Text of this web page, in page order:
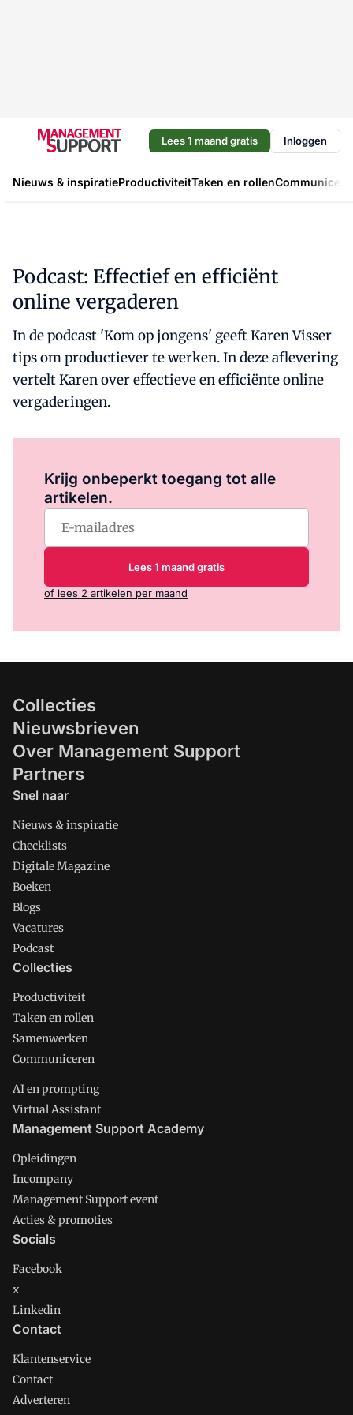
Lees 1 maand gratis Inloggen
Nieuws & inspiratieProductiviteitTaken en rollen
Podcast: Effectief en efficiënt
online vergaderen
In de podcast 'Kom op jongens' geeft Karen Visser
tips om productiever te werken. In deze aflevering
vertelt Karen over effectieve en efficiënte online
vergaderingen.
Krijg onbeperkt toegang tot alle
artikelen.
Lees 1 maand gratis
of lees 2 artikelen per maand
Collecties
Nieuwsbrieven
Over Management Support
Partners
Snel naar
Nieuws & inspiratie
Checklists
Digitale Magazine
Boeken
Blogs
Vacatures
Podcast
Collecties
Productiviteit
Taken en rollen
Samenwerken
Communiceren
AI en prompting
Virtual Assistant
Management Support Academy
Opleidingen
Incompany
Management Support event
Acties & promoties
Socials
Facebook
x
Linkedin
Contact
Klantenservice
Contact
Adverteren